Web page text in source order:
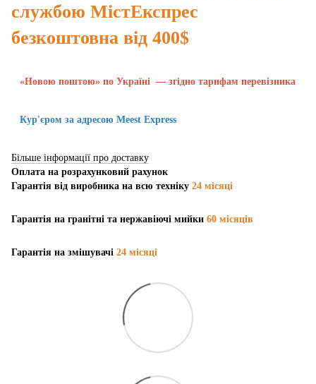
службою МістЕкспрес
безкоштовна від 400$
«Новою поштою» по Україні — згідно тарифам перевізника
Кур'єром за адресою Meest Express
Більше інформації про доставку
Оплата на розрахунковий рахунок
Гарантія від виробника на всю техніку 24 місяці
Гарантія на гранітні та нержавіючі мийки 60 місяців
Гарантія на змішувачі 24 місяці